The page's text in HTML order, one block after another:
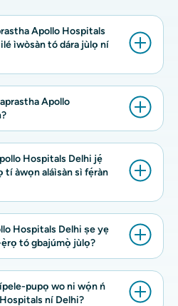
Apollo Hospitals
ìwòsàn tó dára jùlọ ní
Apollo
Hospitals Delhi jẹ́
tí àwọn aláìsàn sì fẹ́ràn
Hospitals Delhi ṣe yẹ
tó gbajúmọ̀ jùlọ?
pupọ wo ni wọ́n ń
ní Delhi?